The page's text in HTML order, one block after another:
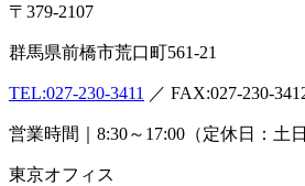
〒379-2107
群馬県前橋市荒口町561-21
TEL:027-230-3411 ／ FAX:027-230-
営業時間｜8:30～17:00（定休日：土日
東京オフィス